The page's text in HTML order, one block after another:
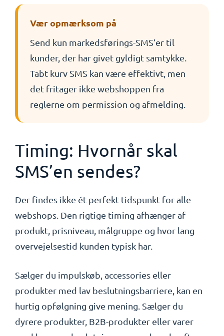
Vær opmærksom på
Send kun markedsførings-SMS’er til
kunder, der har givet gyldigt samtykke.
Tabt kurv SMS kan være effektivt, men
det fritager ikke webshoppen fra
reglerne om permission og afmelding.
Timing: Hvornår skal
SMS’en sendes?
Der findes ikke ét perfekt tidspunkt for alle
webshops. Den rigtige timing afhænger af
produkt, prisniveau, målgruppe og hvor lang
overvejelsestid kunden typisk har.
Sælger du impulskøb, accessories eller
produkter med lav beslutningsbarriere, kan en
hurtig opfølgning give mening. Sælger du
dyrere produkter, B2B-produkter eller varer